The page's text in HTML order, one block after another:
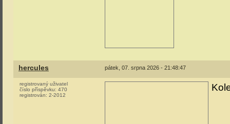
hercules pátek, 07. srpna 2026 - 21:48:47
registrovaný uživatel
číslo příspěvku: 470
registrován: 2-2012